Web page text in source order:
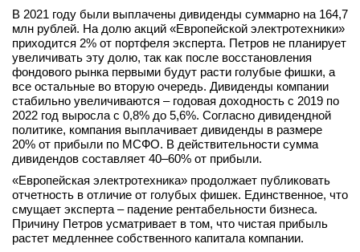
В 2021 году были выплачены дивиденды суммарно на 164,7
млн рублей. На долю акций «Европейской электротехники»
приходится 2% от портфеля эксперта. Петров не планирует
увеличивать эту долю, так как после восстановления
фондового рынка первыми будут расти голубые фишки, а
все остальные во вторую очередь. Дивиденды компании
стабильно увеличиваются – годовая доходность с 2019 по
2022 год выросла с 0,8% до 5,6%. Согласно дивидендной
политике, компания выплачивает дивиденды в размере
20% от прибыли по МСФО. В действительности сумма
дивидендов составляет 40–60% от прибыли.
«Европейская электротехника» продолжает публиковать
отчетность в отличие от голубых фишек. Единственное, что
смущает эксперта – падение рентабельности бизнеса.
Причину Петров усматривает в том, что чистая прибыль
растет медленнее собственного капитала компании.